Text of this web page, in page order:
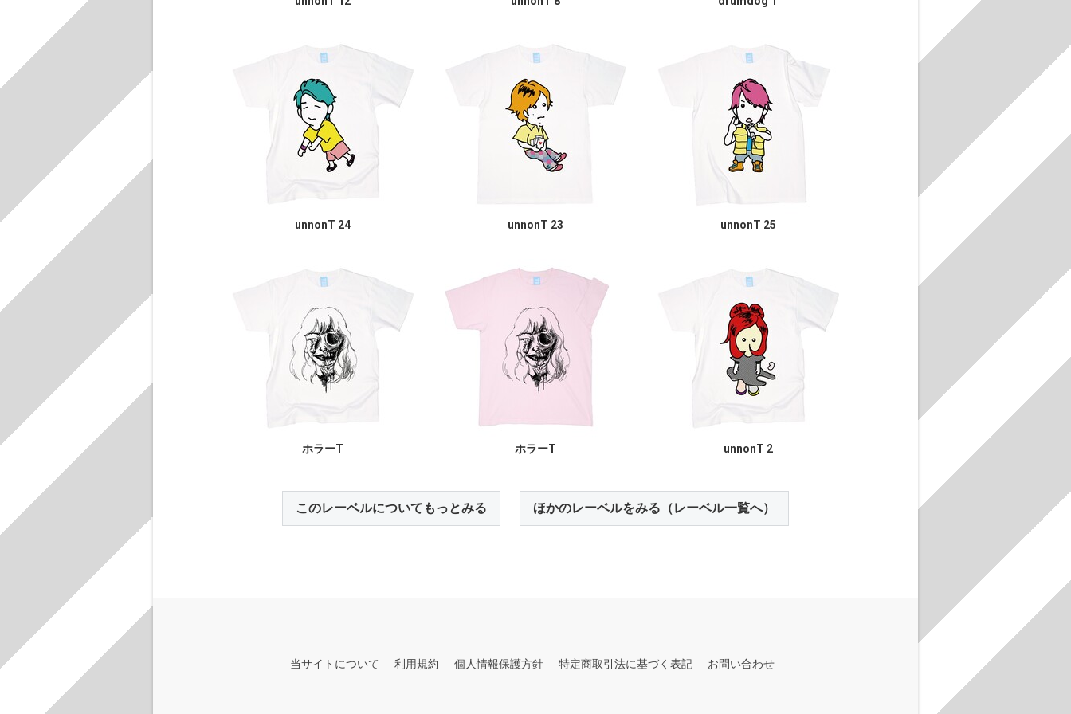
unnonT 24 unnonT 23 unnonT 25
ホラーT ホラーT unnonT 2
このレーベルについてもっとみる ほかのレーベルをみる（レーベル一覧へ）
当サイトについて 利用規約 個人情報保護方針 特定商取引法に基づく表記 お問い合わせ